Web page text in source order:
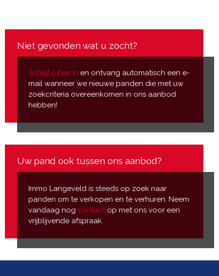
Niet gevonden wat u zocht?
Schrijf u hier in en ontvang automatisch een e-
mail wanneer we nieuwe panden die met uw
zoekcriteria overeenkomen in ons aanbod
hebben!
Uw pand ook tussen ons aanbod?
Immo Langeveld is steeds op zoek naar
panden om te verkopen en te verhuren. Neem
vandaag nog contactop met ons voor een
vrijblijvende afspraak.